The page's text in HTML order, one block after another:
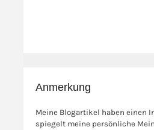
Anmerkung
Meine Blogartikel haben einen
spiegelt meine persönliche